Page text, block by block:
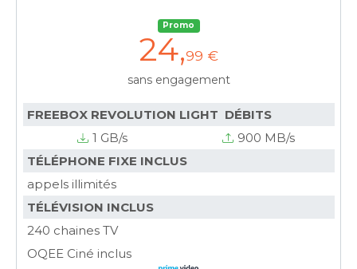
Promo
24,99 €
sans engagement
FREEBOX REVOLUTION LIGHT DÉBITS
1 GB/s
900 MB/s
TÉLÉPHONE FIXE INCLUS
appels illimités
TÉLÉVISION INCLUS
240 chaines TV
OQEE Ciné inclus